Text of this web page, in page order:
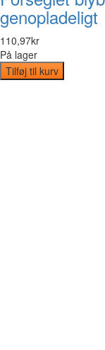
genopladeligt
110,97kr
På lager
Tilføj til kurv